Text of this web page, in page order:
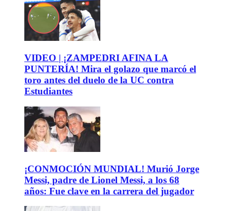
VIDEO | ¡ZAMPEDRI AFINA LA
PUNTERÍA! Mira el golazo que marcó el
toro antes del duelo de la UC contra
Estudiantes
¡CONMOCIÓN MUNDIAL! Murió Jorge
Messi, padre de Lionel Messi, a los 68
años: Fue clave en la carrera del jugador